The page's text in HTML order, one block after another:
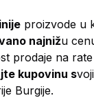
proizvode u
najnižu
prodaje na
kupovinu s
Burgije.